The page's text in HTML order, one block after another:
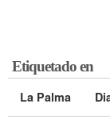
Etiquetado en
La Palma